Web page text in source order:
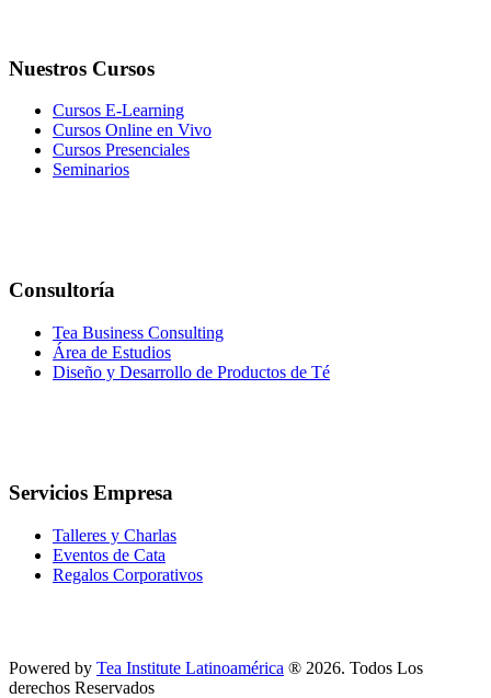
Nuestros Cursos
Cursos E-Learning
Cursos Online en Vivo
Cursos Presenciales
Seminarios
Consultoría
Tea Business Consulting
Área de Estudios
Diseño y Desarrollo de Productos de Té
Servicios Empresa
Talleres y Charlas
Eventos de Cata
Regalos Corporativos
Powered by Tea Institute Latinoamérica ® 2026. Todos Los
derechos Reservados